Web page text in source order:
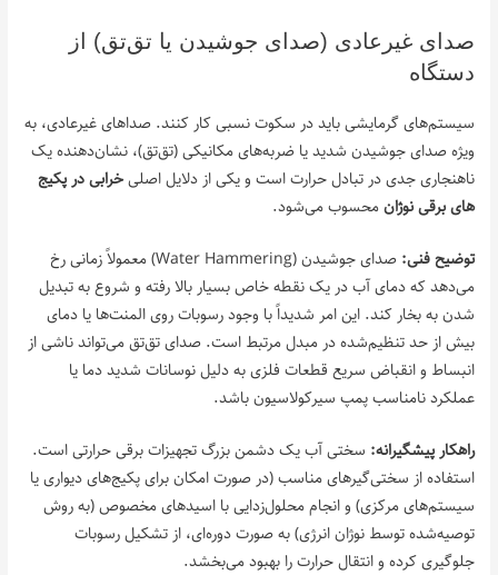
صدای غیرعادی (صدای جوشیدن یا تق‌تق) از
دستگاه
سیستم‌های گرمایشی باید در سکوت نسبی کار کنند. صداهای غیرعادی، به
ویژه صدای جوشیدن شدید یا ضربه‌های مکانیکی (تق‌تق)، نشان‌دهنده یک
ناهنجاری جدی در تبادل حرارت است و یکی از دلایل اصلیخرابی در پکیج‌
های برقی نوژان محسوب می‌شود.
توضیح فنی:
صدای جوشیدن (Water Hammering) معمولاً زمانی رخ
می‌دهد که دمای آب در یک نقطه خاص بسیار بالا رفته و شروع به تبدیل
شدن به بخار کند. این امر شدیداً با وجود رسوبات روی المنت‌ها یا دمای
بیش از حد تنظیم‌شده در مبدل مرتبط است. صدای تق‌تق می‌تواند ناشی از
انبساط و انقباض سریع قطعات فلزی به دلیل نوسانات شدید دما یا
عملکرد نامناسب پمپ سیرکولاسیون باشد.
راهکار پیشگیرانه: سختی آب یک دشمن بزرگ تجهیزات برقی حرارتی است.
استفاده از سختی‌گیرهای مناسب (در صورت امکان برای پکیج‌های دیواری یا
سیستم‌های مرکزی) و انجام محلول‌زدایی با اسیدهای مخصوص (به روش
توصیه‌شده توسط نوژان انرژی) به صورت دوره‌ای، از تشکیل رسوبات
جلوگیری کرده و انتقال حرارت را بهبود می‌بخشد.